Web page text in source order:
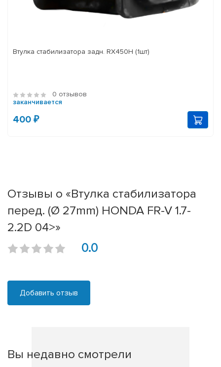
Втулка стабилизатора задн. RX450H (1шт)
0 отзывов
заканчивается
400 ₽
Отзывы о «Втулка стабилизатора
перед. (Ø 27mm) HONDA FR-V 1.7-
2.2D 04>»
0.0
Добавить отзыв
Вы недавно смотрели